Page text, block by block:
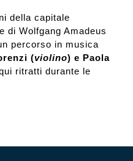
della capitale
di Wolfgang Amadeus
percorso in musica
(violino) e Paola
ritratti durante le